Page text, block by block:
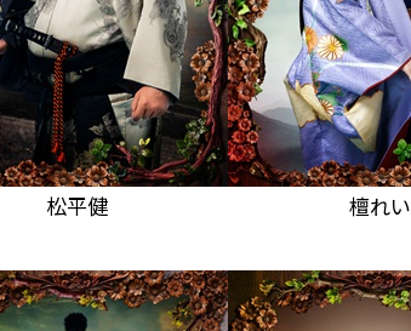
松平健 檀れい